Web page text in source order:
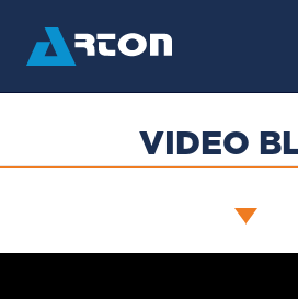
VIDEO
Ish o’rinlari
Fotogalereya